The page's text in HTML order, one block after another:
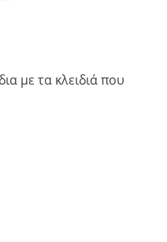
με τα κλειδιά που